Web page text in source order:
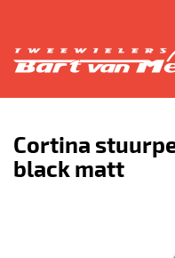
Cortina
black matt